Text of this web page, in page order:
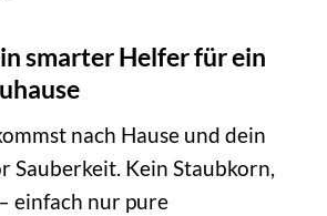
smarter Helfer für ein
nach Hause und dein
Sauberkeit. Kein Staubkorn,
einfach nur pure